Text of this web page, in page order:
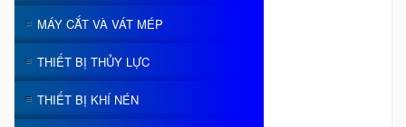
MÁY CẮT VÀ VÁT MÉP
THIẾT BỊ THỦY LỰC
THIẾT BỊ KHÍ NÉN